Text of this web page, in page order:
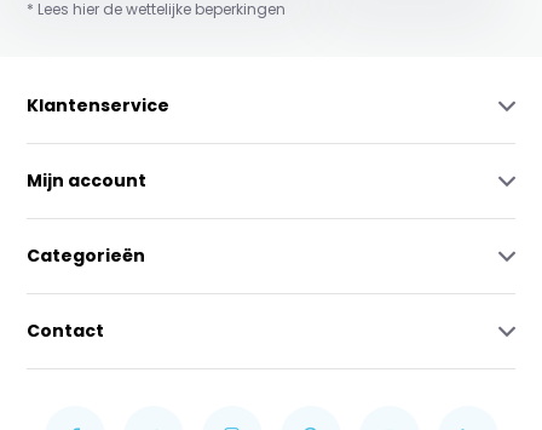
* Lees hier de wettelijke beperkingen
Klantenservice
Mijn account
Categorieën
Contact